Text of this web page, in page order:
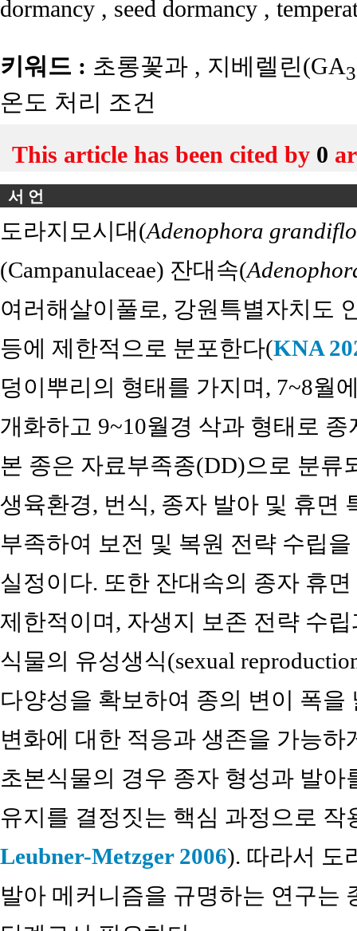
dormancy , seed dormancy ,
키워드 : 초롱꽃과 , 지베렐린(GA3
온도 처리 조건
This article has been cited by 0
서 언
도라지모시대(Adenophora
(Campanulaceae) 잔대속(
여러해살이풀로, 강원특별자치도
등에 제한적으로 분포한다(KNA
덩이뿌리의 형태를 가지며, 7~8월
개화하고 9~10월경 삭과 형태로
본 종은 자료부족종(DD)으로 분류
생육환경, 번식, 종자 발아 및 휴면
부족하여 보전 및 복원 전략 수립
실정이다. 또한 잔대속의 종자 휴
제한적이며, 자생지 보존 전략 수
식물의 유성생식(sexual
다양성을 확보하여 종의 변이 폭
변화에 대한 적응과 생존을 가능하
초본식물의 경우 종자 형성과 발
유지를 결정짓는 핵심 과정으로 작
Leubner-Metzger 2006). 따라서 도
발아 메커니즘을 규명하는 연구는